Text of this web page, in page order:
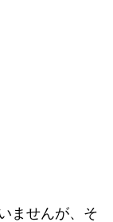
ませんが、そ